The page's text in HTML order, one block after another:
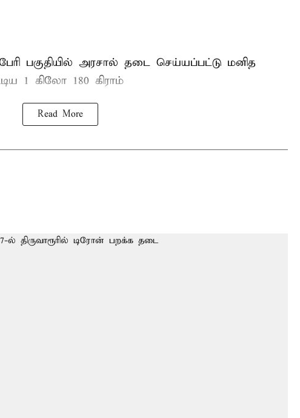
பகுதியில் அரசால் தடை செய்யப்பட்டு மனித
1 கிலோ 180 கிராம்
Read More